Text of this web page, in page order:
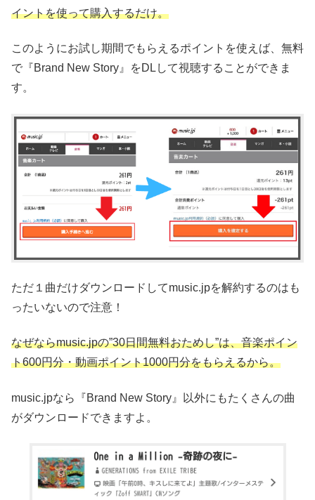
イントを使って購入するだけ。
このようにお試し期間でもらえるポイントを使えば、無料
で『Brand New Story』をDLして視聴することができま
す。
ただ１曲だけダウンロードしてmusic.jpを解約するのはも
ったいないので注意！
なぜならmusic.jpの”30日間無料おためし”は、音楽ポイン
ト600円分・動画ポイント1000円分をもらえるから。
music.jpなら『Brand New Story』以外にもたくさんの曲
がダウンロードできますよ。